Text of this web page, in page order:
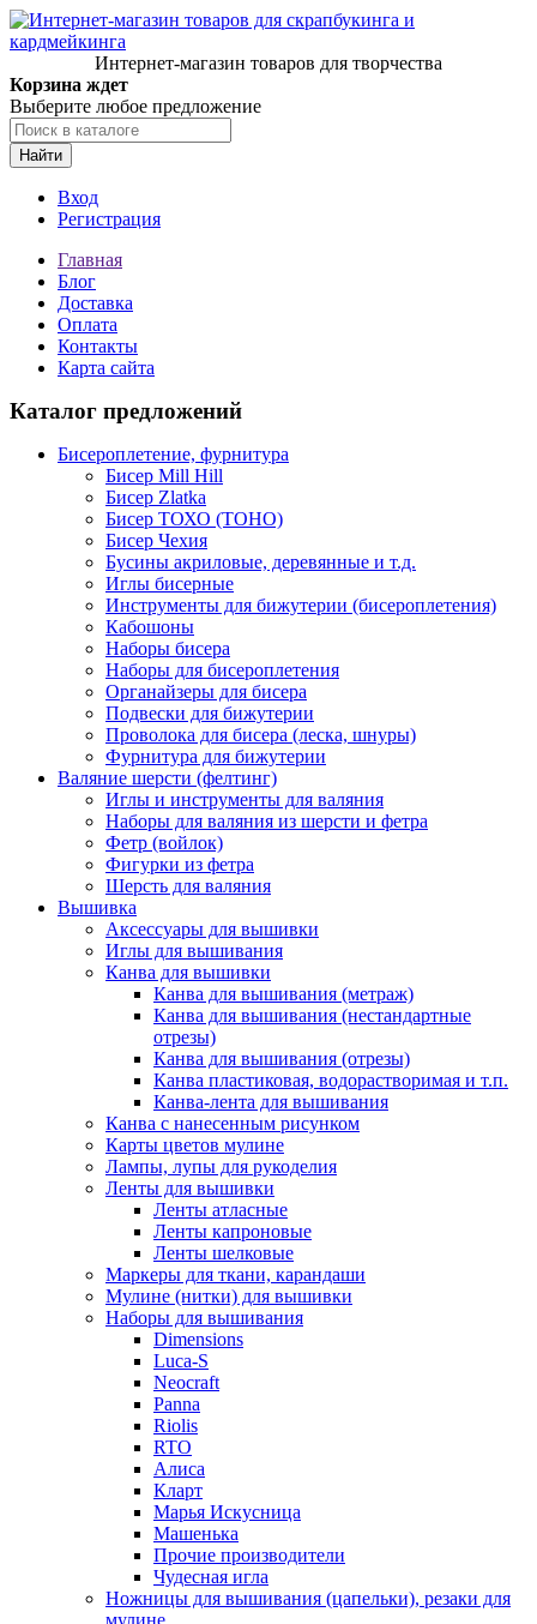
Интернет-магазин товаров для творчества
Корзина ждет
Выберите любое предложение
Найти
Вход
Регистрация
Главная
Блог
Доставка
Оплата
Контакты
Карта сайта
Каталог предложений
Бисероплетение, фурнитура
Бисер Mill Hill
Бисер Zlatka
Бисер ТОХО (TOHO)
Бисер Чехия
Бусины акриловые, деревянные и т.д.
Иглы бисерные
Инструменты для бижутерии (бисероплетения)
Кабошоны
Наборы бисера
Наборы для бисероплетения
Органайзеры для бисера
Подвески для бижутерии
Проволока для бисера (леска, шнуры)
Фурнитура для бижутерии
Валяние шерсти (фелтинг)
Иглы и инструменты для валяния
Наборы для валяния из шерсти и фетра
Фетр (войлок)
Фигурки из фетра
Шерсть для валяния
Вышивка
Аксессуары для вышивки
Иглы для вышивания
Канва для вышивки
Канва для вышивания (метраж)
Канва для вышивания (нестандартные
отрезы)
Канва для вышивания (отрезы)
Канва пластиковая, водорастворимая и т.п.
Канва-лента для вышивания
Канва с нанесенным рисунком
Карты цветов мулине
Лампы, лупы для рукоделия
Ленты для вышивки
Ленты атласные
Ленты капроновые
Ленты шелковые
Маркеры для ткани, карандаши
Мулине (нитки) для вышивки
Наборы для вышивания
Dimensions
Luca-S
Neocraft
Panna
Riolis
RTO
Алиса
Кларт
Марья Искусница
Машенька
Прочие производители
Чудесная игла
Ножницы для вышивания (цапельки), резаки для
мулине